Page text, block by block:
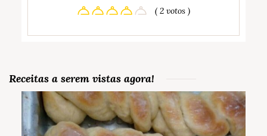
( 2 votos )
Receitas a serem vistas agora!